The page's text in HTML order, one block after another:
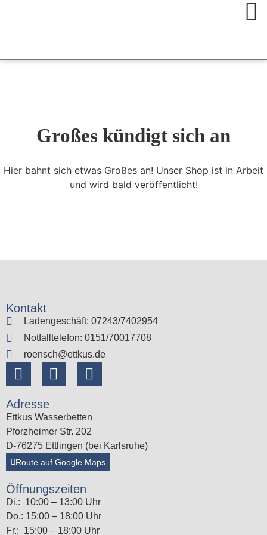
Großes kündigt sich an
Hier bahnt sich etwas Großes an! Unser Shop ist in Arbeit
und wird bald veröffentlicht!
Kontakt
Ladengeschäft: 07243/7402954
Notfalltelefon: 0151/70017708
roensch@ettkus.de
Adresse
Ettkus Wasserbetten
Pforzheimer Str. 202
D-76275 Ettlingen (bei Karlsruhe)
Route auf Google Maps
Öffnungszeiten
Di.: 10:00 – 13:00 Uhr
Do.: 15:00 – 18:00 Uhr
Fr.: 15:00 – 18:00 Uhr